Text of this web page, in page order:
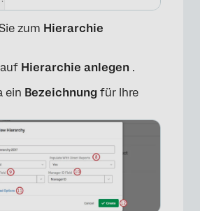
zum Hierarchie
Hierarchie anlegen .
ein Bezeichnung für Ihre